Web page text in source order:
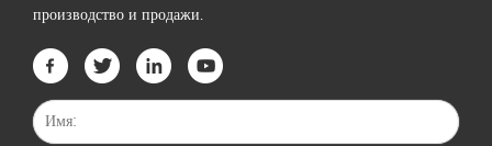
производство и продажи.